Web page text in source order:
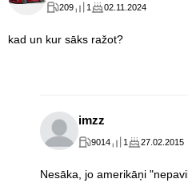
209 1 02.11.2024
kad un kur sāks ražot?
imzz
9014 1 27.02.2015
Nesāka, jo amerikāņi